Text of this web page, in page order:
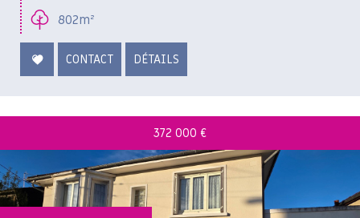
802m²
CONTACT DÉTAILS
372 000 €